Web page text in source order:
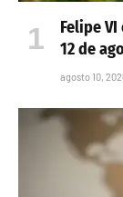
Felipe
12 de
agosto 10,